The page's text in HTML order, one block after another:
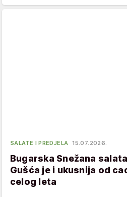
SALATE I PREDJELA 15.07.2026.
Bugarska Snežana
Gušća je i ukusnija od
celog leta